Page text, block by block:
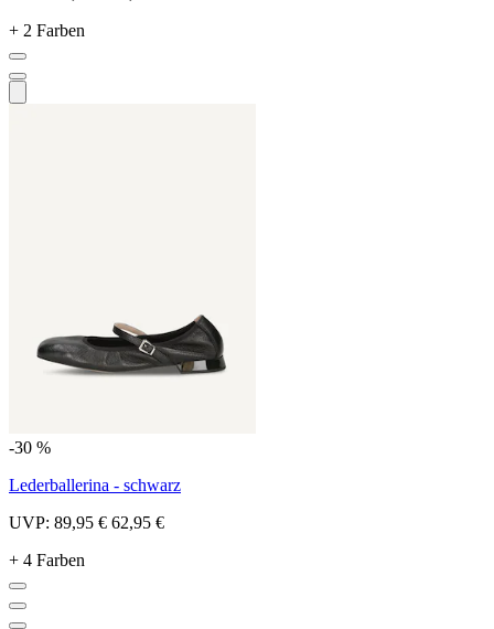
+ 2 Farben
-30 %
Lederballerina - schwarz
UVP: 89,95 € 62,95 €
+ 4 Farben